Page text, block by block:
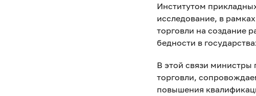
Институтом
исследование, в
торговли на создание
бедности в
В этой связи
торговли,
повышения